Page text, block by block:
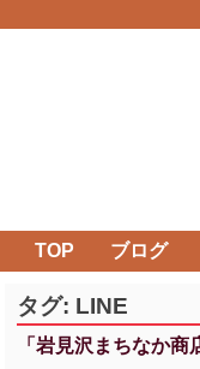
TOP ブログ
タグ: LINE
「岩見沢まちなか